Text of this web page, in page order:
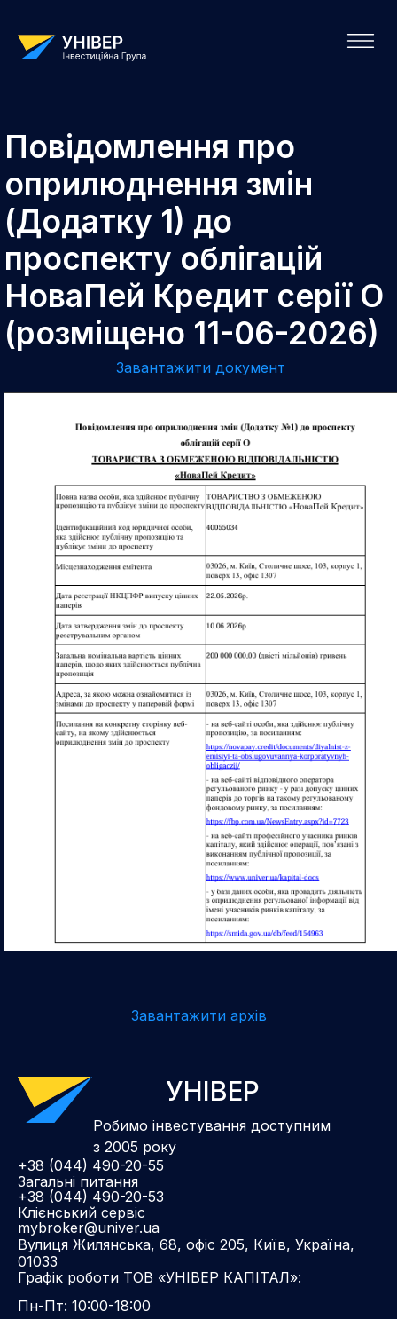
Повідомлення про
оприлюднення змін
(Додатку 1) до
проспекту облігацій
НоваПей Кредит серії О
(розміщено 11-06-2026)
Завантажити документ
Завантажити архів
УНІВЕР
Робимо інвестування доступним
з 2005 року
+38 (044) 490-20-55
Загальні питання
+38 (044) 490-20-53
Клієнський сервіс
mybroker@univer.ua
Вулиця Жилянська, 68, офіс 205, Київ, Україна,
01033
Графік роботи ТОВ «УНІВЕР КАПІТАЛ»:
Пн-Пт: 10:00-18:00